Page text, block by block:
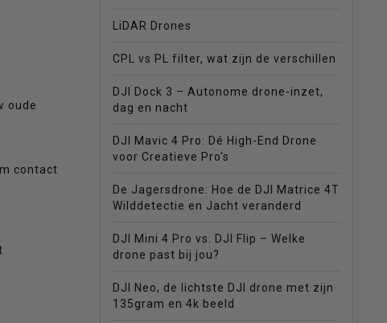
oude
contact
LiDAR Drones
CPL vs PL filter, wat zijn de verschillen
DJI Dock 3 – Autonome drone-inzet,
dag en nacht
DJI Mavic 4 Pro: Dé High-End Drone
voor Creatieve Pro's
De Jagersdrone: Hoe de DJI Matrice 4T
Wilddetectie en Jacht veranderd
DJI Mini 4 Pro vs. DJI Flip – Welke
drone past bij jou?
DJI Neo, de lichtste DJI drone met zijn
135gram en 4k beeld